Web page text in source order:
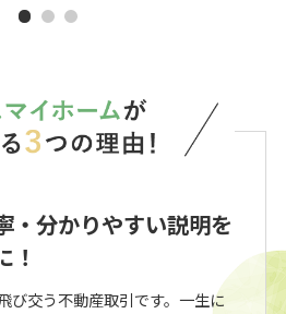
・分かりやすい説明を
！
び交う不動産取引です。一生に